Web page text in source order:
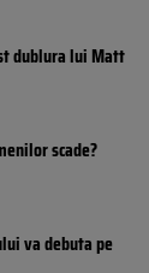
dublura lui Matt
scade?
va debuta pe